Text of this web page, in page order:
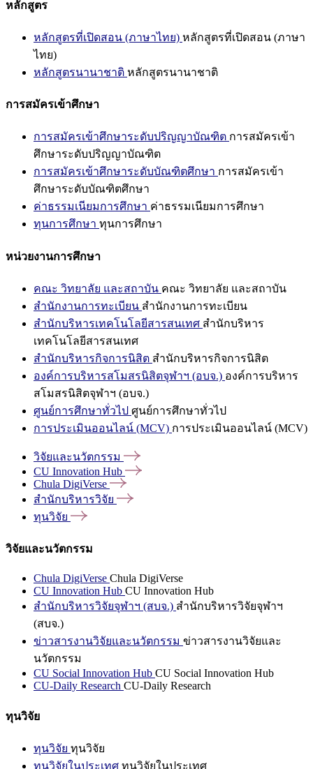
หลักสูตร
หลักสูตรที่เปิดสอน (ภาษาไทย) หลักสูตรที่เปิดสอน (ภาษา
ไทย)
หลักสูตรนานาชาติ หลักสูตรนานาชาติ
การสมัครเข้าศึกษา
การสมัครเข้าศึกษาระดับปริญญาบัณฑิต การสมัครเข้า
ศึกษาระดับปริญญาบัณฑิต
การสมัครเข้าศึกษาระดับบัณฑิตศึกษา การสมัครเข้า
ศึกษาระดับบัณฑิตศึกษา
ค่าธรรมเนียมการศึกษา ค่าธรรมเนียมการศึกษา
ทุนการศึกษา ทุนการศึกษา
หน่วยงานการศึกษา
คณะ วิทยาลัย และสถาบัน คณะ วิทยาลัย และสถาบัน
สำนักงานการทะเบียน สำนักงานการทะเบียน
สำนักบริหารเทคโนโลยีสารสนเทศ สำนักบริหาร
เทคโนโลยีสารสนเทศ
สำนักบริหารกิจการนิสิต สำนักบริหารกิจการนิสิต
องค์การบริหารสโมสรนิสิตจุฬาฯ (อบจ.) องค์การบริหาร
สโมสรนิสิตจุฬาฯ (อบจ.)
ศูนย์การศึกษาทั่วไป ศูนย์การศึกษาทั่วไป
การประเมินออนไลน์ (MCV) การประเมินออนไลน์ (MCV)
วิจัยและนวัตกรรม
CU Innovation Hub
Chula DigiVerse
สำนักบริหารวิจัย
ทุนวิจัย
วิจัยและนวัตกรรม
Chula DigiVerse Chula DigiVerse
CU Innovation Hub CU Innovation Hub
สำนักบริหารวิจัยจุฬาฯ (สบจ.) สำนักบริหารวิจัยจุฬาฯ
(สบจ.)
ข่าวสารงานวิจัยและนวัตกรรม ข่าวสารงานวิจัยและ
นวัตกรรม
CU Social Innovation Hub CU Social Innovation Hub
CU-Daily Research CU-Daily Research
ทุนวิจัย
ทุนวิจัย ทุนวิจัย
ทุนวิจัยในประเทศ ทุนวิจัยในประเทศ